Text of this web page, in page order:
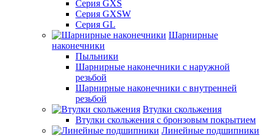
Серия GXS
Серия GXSW
Серия GL
Шарнирные
наконечники
Пыльники
Шарнирные наконечники с наружной
резьбой
Шарнирные наконечники с внутренней
резьбой
Втулки скольжения
Втулки скольжения с бронзовым покрытием
Линейные подшипники